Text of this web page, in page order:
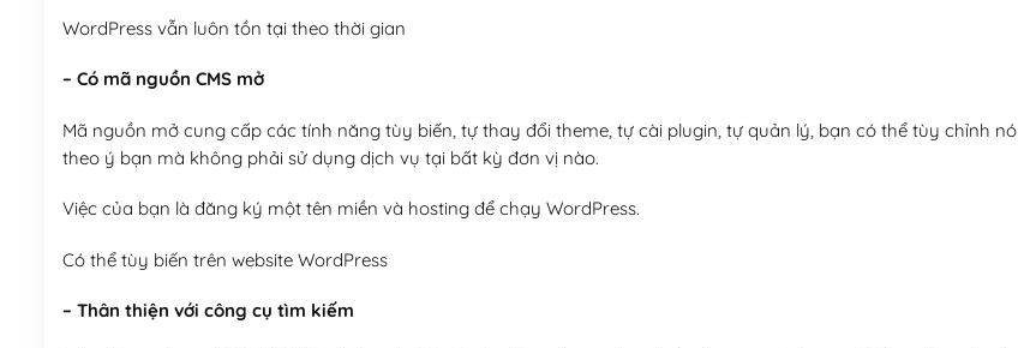
WordPress vẫn luôn tồn tại theo thời gian
– Có mã nguồn CMS mở
Mã nguồn mở cung cấp các tính năng tùy biến, tự thay đổi theme, tự cài plugin, tự quản lý, bạn có thể tùy chỉnh nó
theo ý bạn mà không phải sử dụng dịch vụ tại bất kỳ đơn vị nào.
Việc của bạn là đăng ký một tên miền và hosting để chạy WordPress.
Có thể tùy biến trên website WordPress
– Thân thiện với công cụ tìm kiếm